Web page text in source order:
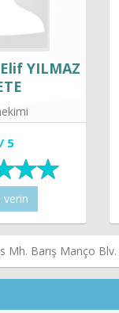
YILMAZ
5
verin
Mh. Barış Manço